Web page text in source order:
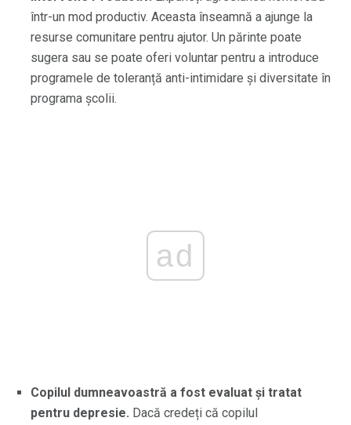
într-un mod productiv. Aceasta înseamnă a ajunge la
resurse comunitare pentru ajutor. Un părinte poate
sugera sau se poate oferi voluntar pentru a introduce
programele de toleranță anti-intimidare și diversitate în
programa școlii.
ad
Copilul dumneavoastră a fost evaluat și tratat
pentru depresie. Dacă credeți că copilul